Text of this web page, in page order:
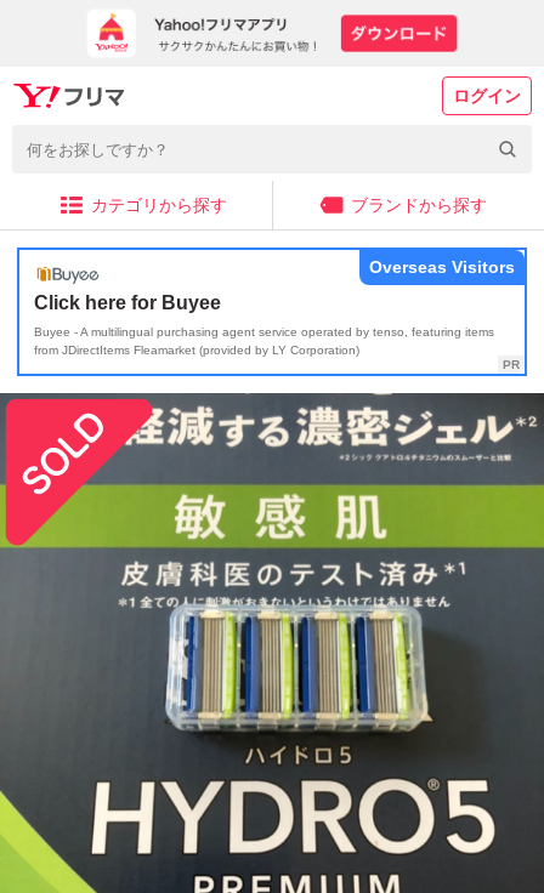
ログイン
カテゴリから探す ブランドから探す
Click here for Buyee
Buyee - A multilingual purchasing agent service operated by tenso, featuring items
from JDirectItems Fleamarket (provided by LY Corporation)
Overseas Visitors